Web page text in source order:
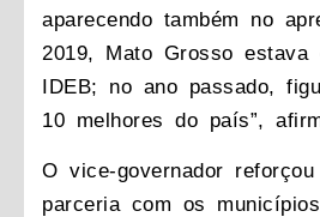
aparecendo também no
2019, Mato Grosso estava
IDEB; no ano passado,
10 melhores do país”,
O vice-governador
parceria com os